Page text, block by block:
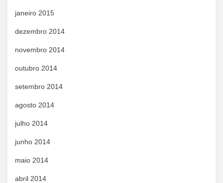
janeiro 2015
dezembro 2014
novembro 2014
outubro 2014
setembro 2014
agosto 2014
julho 2014
junho 2014
maio 2014
abril 2014